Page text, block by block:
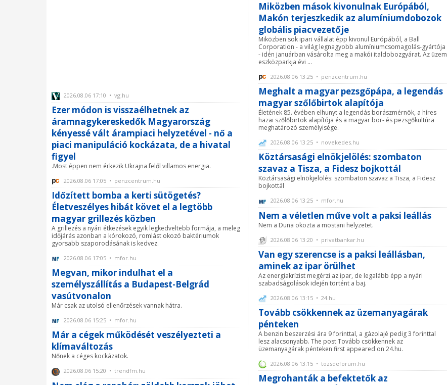
2026.08.06 17:10 • vg.hu
Ezer módon is visszaélhetnek az
áramnagykereskedők Magyarország
kényessé vált árampiaci helyzetével - nő a
piaci manipuláció kockázata, de a hivatal
figyel
.Most éppen nem érkezik Ukrajna felől villamos energia.
2026.08.06 17:05 • penzcentrum.hu
Időzített bomba a kerti sütögetés?
Életveszélyes hibát követ el a legtöbb
magyar grillezés közben
A grillezés a nyári étkezések egyik legkedveltebb formája, a meleg
időjárás azonban a kórokozó, romlást okozó baktériumok
gyorsabb szaporodásának is kedvez.
2026.08.06 17:05 • mfor.hu
Megvan, mikor indulhat el a
személyszállítás a Budapest-Belgrád
vasútvonalon
Már csak az utolsó ellenőrzések vannak hátra.
2026.08.06 15:25 • mfor.hu
Már a cégek működését veszélyezteti a
klímaváltozás
Nőnek a céges kockázatok.
2026.08.06 15:20 • trendfm.hu
Miközben mások kivonulnak Európából,
Makón terjeszkedik az alumíniumdobozok
globális piacvezetője
Miközben sok ipari vállalat épp kivonul Európából, a Ball
Corporation - a világ legnagyobb alumíniumcsomagolás-gyártója
- idén januárban vásárolta meg a makói italdobozgyárat. Az üzem
eszközparkja évi ...
2026.08.06 13:25 • penzcentrum.hu
Meghalt a magyar pezsgőpápa, a legendás
magyar szőlőbirtok alapítója
Életének 85. évében elhunyt a legendás borászmérnök, a híres
hazai szőlőbirtok alapítója és a magyar bor- és pezsgőkultúra
meghatározó személyisége.
2026.08.06 13:25 • novekedes.hu
Köztársasági elnökjelölés: szombaton
szavaz a Tisza, a Fidesz bojkottál
Köztársasági elnökjelölés: szombaton szavaz a Tisza, a Fidesz
bojkottál
2026.08.06 13:25 • mfor.hu
Nem a véletlen műve volt a paksi leállás
Nem a Duna okozta a mostani helyzetet.
2026.08.06 13:20 • privatbankar.hu
Van egy szerencse is a paksi leállásban,
aminek az ipar örülhet
Az energiakrízist megérzi az ipar, de legalább épp a nyári
szabadságolások idején történt a baj.
2026.08.06 13:15 • 24.hu
Tovább csökkennek az üzemanyagárak
pénteken
A benzin beszerzési ára 9 forinttal, a gázolajé pedig 3 forinttal
lesz alacsonyabb. The post Tovább csökkennek az
üzemanyagárak pénteken first appeared on 24.hu.
2026.08.06 13:15 • tozsdeforum.hu
Megrohanták a befektetők az